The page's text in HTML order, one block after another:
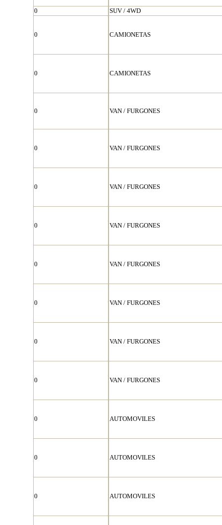
0 SUV / 4WD
0 CAMIONETAS
0 CAMIONETAS
0 VAN / FURGONES
0 VAN / FURGONES
0 VAN / FURGONES
0 VAN / FURGONES
0 VAN / FURGONES
0 VAN / FURGONES
0 VAN / FURGONES
0 VAN / FURGONES
0 AUTOMOVILES
0 AUTOMOVILES
0 AUTOMOVILES